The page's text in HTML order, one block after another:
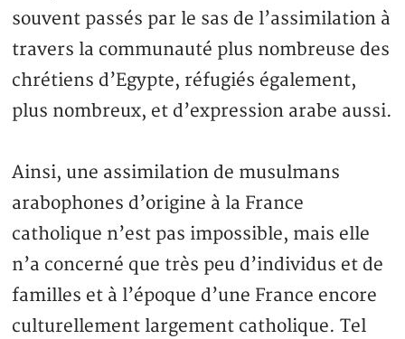
souvent passés par le sas de l’assimilation à
travers la communauté plus nombreuse des
chrétiens d’Egypte, réfugiés également,
plus nombreux, et d’expression arabe aussi.
Ainsi, une assimilation de musulmans
arabophones d’origine à la France
catholique n’est pas impossible, mais elle
n’a concerné que très peu d’individus et de
familles et à l’époque d’une France encore
culturellement largement catholique. Tel